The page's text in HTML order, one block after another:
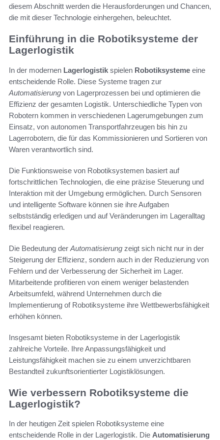
diesem Abschnitt werden die Herausforderungen und Chancen,
die mit dieser Technologie einhergehen, beleuchtet.
Einführung in die Robotiksysteme der
Lagerlogistik
In der modernen Lagerlogistik spielen Robotiksysteme eine
entscheidende Rolle. Diese Systeme tragen zur
Automatisierung von Lagerprozessen bei und optimieren die
Effizienz der gesamten Logistik. Unterschiedliche Typen von
Robotern kommen in verschiedenen Lagerumgebungen zum
Einsatz, von autonomen Transportfahrzeugen bis hin zu
Lagerrobotern, die für das Kommissionieren und Sortieren von
Waren verantwortlich sind.
Die Funktionsweise von Robotiksystemen basiert auf
fortschrittlichen Technologien, die eine präzise Steuerung und
Interaktion mit der Umgebung ermöglichen. Durch Sensoren
und intelligente Software können sie ihre Aufgaben
selbstständig erledigen und auf Veränderungen im Lageralltag
flexibel reagieren.
Die Bedeutung der Automatisierung zeigt sich nicht nur in der
Steigerung der Effizienz, sondern auch in der Reduzierung von
Fehlern und der Verbesserung der Sicherheit im Lager.
Mitarbeitende profitieren von einem weniger belastenden
Arbeitsumfeld, während Unternehmen durch die
Implementierung of Robotiksysteme ihre Wettbewerbsfähigkeit
erhöhen können.
Insgesamt bieten Robotiksysteme in der Lagerlogistik
zahlreiche Vorteile. Ihre Anpassungsfähigkeit und
Leistungsfähigkeit machen sie zu einem unverzichtbaren
Bestandteil zukunftsorientierter Logistiklösungen.
Wie verbessern Robotiksysteme die
Lagerlogistik?
In der heutigen Zeit spielen Robotiksysteme eine
entscheidende Rolle in der Lagerlogistik. Die Automatisierung